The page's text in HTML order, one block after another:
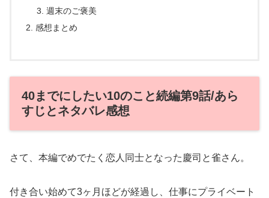
週末のご褒美
感想まとめ
40までにしたい10のこと続編第9話/あら
すじとネタバレ感想
さて、本編でめでたく恋人同士となった慶司と雀さん。
付き合い始めて3ヶ月ほどが経過し、仕事にプライベート